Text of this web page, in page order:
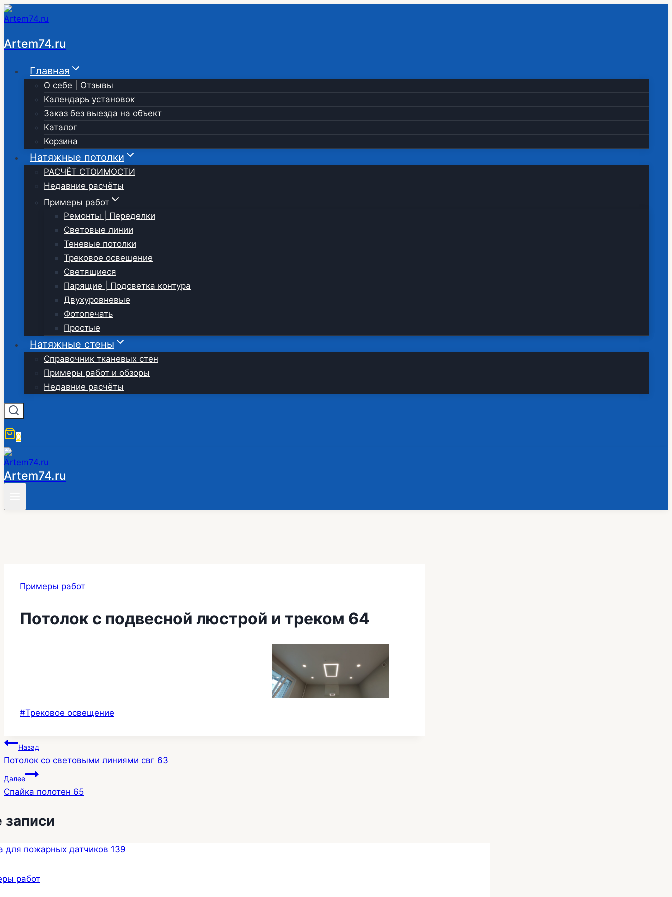
Перейти
к
содержимому
Artem74.ru
Главная
О себе | Отзывы
Календарь установок
Заказ без выезда на объект
Каталог
Корзина
Натяжные потолки
РАСЧЁТ СТОИМОСТИ
Недавние расчёты
Примеры работ
Ремонты | Переделки
Световые линии
Теневые потолки
Трековое освещение
Светящиеся
Парящие | Подсветка контура
Двухуровневые
Фотопечать
Простые
Натяжные стены
Справочник тканевых стен
Примеры работ и обзоры
Недавние расчёты
0
Artem74.ru
Примеры работ
Потолок с подвесной люстрой и треком 64
Метки
#Трековое освещение
Навигация
по
записям
Назад
Потолок со световыми линиями свг 63
Далее
Спайка полотен 65
работ